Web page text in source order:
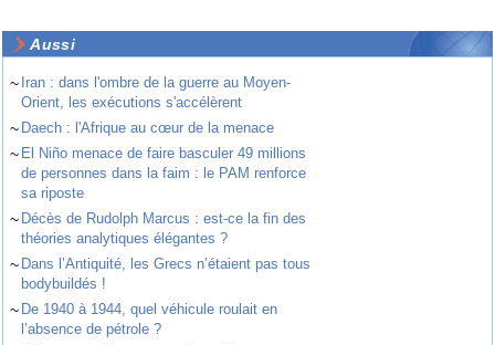
Aussi
~ Iran : dans l'ombre de la guerre au Moyen-
Orient, les exécutions s'accélèrent
~ Daech : l'Afrique au cœur de la menace
~ El Niño menace de faire basculer 49 millions
de personnes dans la faim : le PAM renforce
sa riposte
~ Décès de Rudolph Marcus : est-ce la fin des
théories analytiques élégantes ?
~ Dans l’Antiquité, les Grecs n’étaient pas tous
bodybuildés !
~ De 1940 à 1944, quel véhicule roulait en
l’absence de pétrole ?